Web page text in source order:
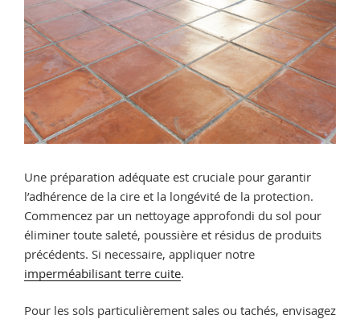
Une préparation adéquate est cruciale pour garantir
l’adhérence de la cire et la longévité de la protection.
Commencez par un nettoyage approfondi du sol pour
éliminer toute saleté, poussière et résidus de produits
précédents. Si necessaire, appliquer notre
imperméabilisant terre cuite.
Pour les sols particulièrement sales ou tachés, envisagez